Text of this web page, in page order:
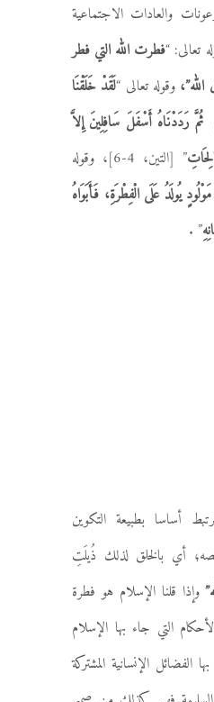
والعادات الاجتماعية
تعالى: “فطرت الله التي فطر
وقوله تعالى “لَقَدْ خَلَقْنَا
رَدَدْنَاهُ أَسْفَلَ سَافِلِينَ إِلاَّ
” [التين، 4-6]، وقوله
يُولَدُ عَلَى الْفِطْرَةِ، فَأَبَوَاهُ
” .
أساسا بطبيعة التكوين
أي بالخلق لذلك ذُيلَتِ
وإذا قلنا الإسلام هو فطرة
التي جاء بها الإسلام
الإنسانية المشتركة